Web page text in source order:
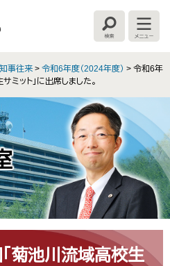
検
索
メ
ニ
ー
知事往来 > 令和6年度（2024年度） > 令和6年
ミット」に出席しました。
菊池川流域高校生